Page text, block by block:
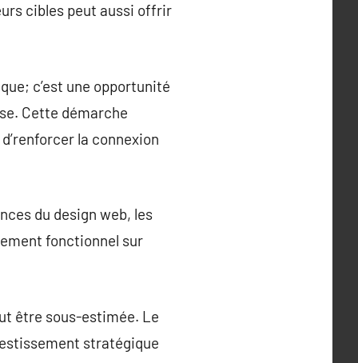
cibles peut aussi offrir
c’est une opportunité
Cette démarche
la connexion
du design web, les
fonctionnel sur
être sous-estimée. Le
stratégique